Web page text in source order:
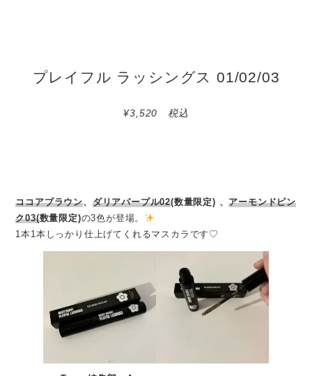
プレイフル ラッシングス 01/02/03
¥3,520 税込
ココアブラウン、 ダリアパープル02(数量限定) 、アーモンドピン
ク03(数量限定)の3色が登場。
1本1本しっかり仕上げてくれるマスカラです♡